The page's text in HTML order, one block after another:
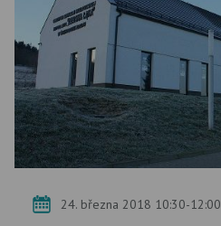
24. března 2018 10:30-12:00